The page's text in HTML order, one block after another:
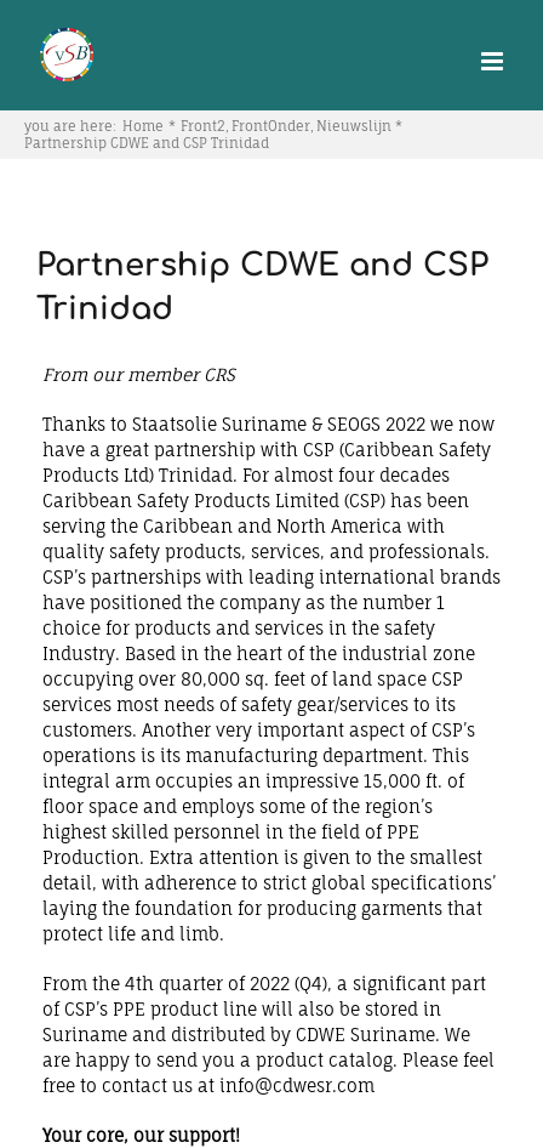
content
you are here: Home Front2 FrontOnder Nieuwslijn
Partnership CDWE and CSP Trinidad
Partnership CDWE and CSP
Trinidad
From our member CRS
Thanks to Staatsolie Suriname & SEOGS 2022 we now
have a great partnership with CSP (Caribbean Safety
Products Ltd) Trinidad. For almost four decades
Caribbean Safety Products Limited (CSP) has been
serving the Caribbean and North America with
quality safety products, services, and professionals.
CSP’s partnerships with leading international brands
have positioned the company as the number 1
choice for products and services in the safety
Industry. Based in the heart of the industrial zone
occupying over 80,000 sq. feet of land space CSP
services most needs of safety gear/services to its
customers. Another very important aspect of CSP’s
operations is its manufacturing department. This
integral arm occupies an impressive 15,000 ft. of
floor space and employs some of the region’s
highest skilled personnel in the field of PPE
Production. Extra attention is given to the smallest
detail, with adherence to strict global specifications’
laying the foundation for producing garments that
protect life and limb.
From the 4th quarter of 2022 (Q4), a significant part
of CSP’s PPE product line will also be stored in
Suriname and distributed by CDWE Suriname. We
are happy to send you a product catalog. Please feel
free to contact us at info@cdwesr.com
Your core, our support!